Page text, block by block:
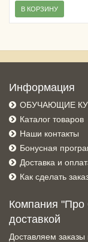
В КОРЗИНУ
Информация
ОБУЧАЮЩИЕ
Каталог товаров
Наши контакты
Бонусная
Доставка и
Как сделать
Компания
доставкой
Доставляем заказы